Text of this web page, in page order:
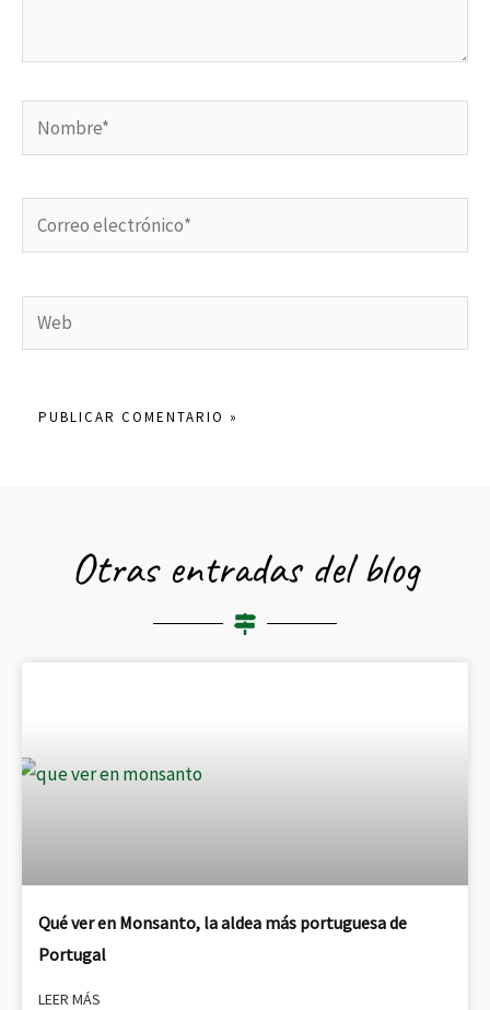
Nombre*
Correo
electrónico*
Web
Otras entradas del blog
Qué ver en Monsanto, la aldea más portuguesa de
Portugal
LEER MÁS